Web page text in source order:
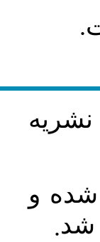
نشريه
شده و
شد.